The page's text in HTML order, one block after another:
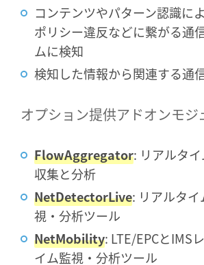
コンテンツやパターン認識に
ポリシー違反などに繋がる通
ムに検知
検知した情報から関連する通
オプション提供アドオンモジ
FlowAggregator: リアルタ
収集と分析
NetDetectorLive: リアルタ
視・分析ツール
NetMobility: LTE/EPCとIMS
イム監視・分析ツール